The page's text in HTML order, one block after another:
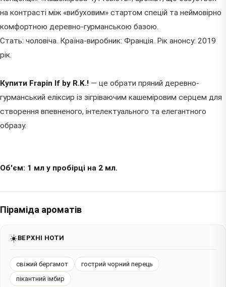
на контрасті між «вибуховим» стартом спецій та неймовірно
комфортною деревно-гурманською базою.
Стать: чоловіча. Країна-виробник: Франція. Рік анонсу: 2019
рік.
Купити Frapin If by R.K.! — це обрати пряний деревно-
гурманський еліксир із зігріваючим кашеміровим серцем для
створення впевненого, інтелектуального та елегантного
образу.
Об'єм: 1 мл у пробірці на 2 мл.
Піраміда ароматів
☀️ВЕРХНІ НОТИ
свіжий бергамот
гострий чорний перець
пікантний імбир